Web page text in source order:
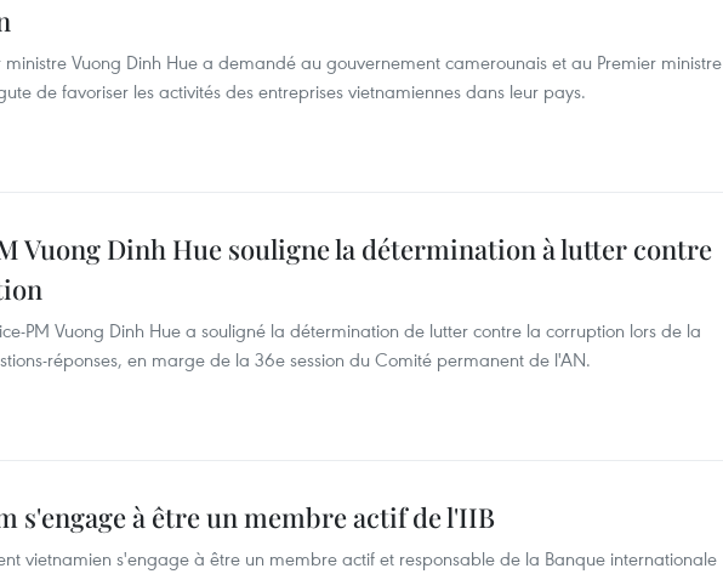
ministre Vuong Dinh Hue a demandé au gouvernement camerounais et au Premier ministre
de favoriser les activités des entreprises vietnamiennes dans leur pays.
Vuong Dinh Hue souligne la détermination à lutter contre
PM Vuong Dinh Hue a souligné la détermination de lutter contre la corruption lors de la
réponses, en marge de la 36e session du Comité permanent de l'AN.
s'engage à être un membre actif de l'IIB
vietnamien s'engage à être un membre actif et responsable de la Banque internationale